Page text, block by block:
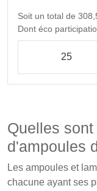
Soit un total de
Dont éco
Quelles
d'ampoules
Les ampoules et
chacune ayant ses